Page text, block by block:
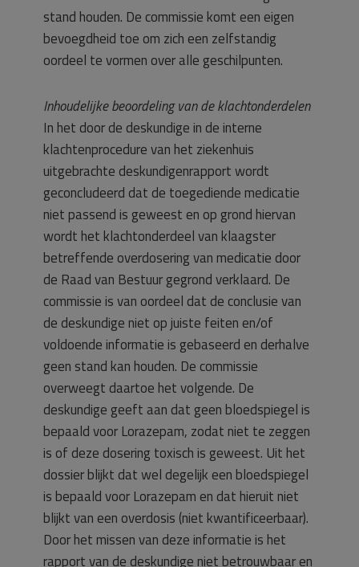
stand houden. De commissie komt een eigen
bevoegdheid toe om zich een zelfstandig
oordeel te vormen over alle geschilpunten.
Inhoudelijke beoordeling van de klachtonderdelen
In het door de deskundige in de interne
klachtenprocedure van het ziekenhuis
uitgebrachte deskundigenrapport wordt
geconcludeerd dat de toegediende medicatie
niet passend is geweest en op grond hiervan
wordt het klachtonderdeel van klaagster
betreffende overdosering van medicatie door
de Raad van Bestuur gegrond verklaard. De
commissie is van oordeel dat de conclusie van
de deskundige niet op juiste feiten en/of
voldoende informatie is gebaseerd en derhalve
geen stand kan houden. De commissie
overweegt daartoe het volgende. De
deskundige geeft aan dat geen bloedspiegel is
bepaald voor Lorazepam, zodat niet te zeggen
is of deze dosering toxisch is geweest. Uit het
dossier blijkt dat wel degelijk een bloedspiegel
is bepaald voor Lorazepam en dat hieruit niet
blijkt van een overdosis (niet kwantificeerbaar).
Door het missen van deze informatie is het
rapport van de deskundige niet betrouwbaar en